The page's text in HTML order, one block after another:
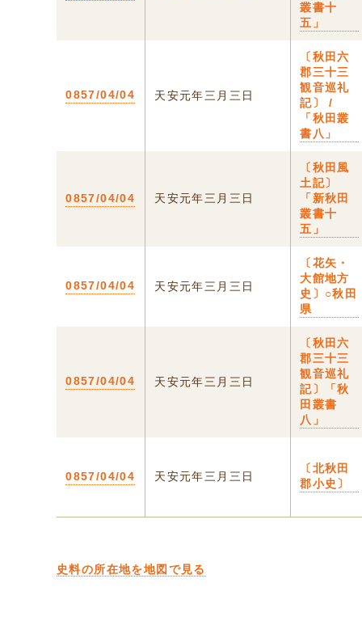
叢書十
五」
0857/04/04 天安元年三月三日
〔秋田六
郡三十三
観音巡礼
記〕 /
「秋田叢
書八」
0857/04/04 天安元年三月三日
〔秋田風
土記〕
「新秋田
叢書十
五」
0857/04/04 天安元年三月三日
〔花矢・
大館地方
史〕○秋田
県
0857/04/04 天安元年三月三日
〔秋田六
郡三十三
観音巡礼
記〕「秋
田叢書
八」
0857/04/04 天安元年三月三日
〔北秋田
郡小史〕
史料の所在地を地図で見る